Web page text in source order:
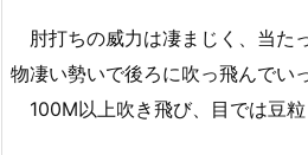
肘打ちの威力は凄まじく、当た
物凄い勢いで後ろに吹っ飛んでいっ
100M以上吹き飛び、目では豆粒